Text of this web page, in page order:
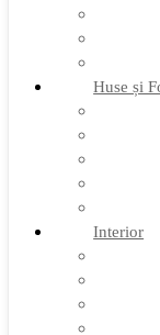
Huse și
Interior